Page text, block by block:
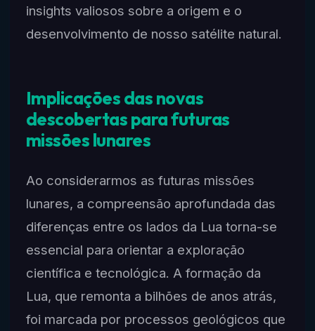
insights valiosos sobre a origem e o
desenvolvimento de nosso satélite natural.
Implicações das novas
descobertas para futuras
missões lunares
Ao considerarmos as futuras missões
lunares, a compreensão aprofundada das
diferenças entre os lados da Lua torna-se
essencial para orientar a exploração
científica e tecnológica. A formação da
Lua, que remonta a bilhões de anos atrás,
foi marcada por processos geológicos que